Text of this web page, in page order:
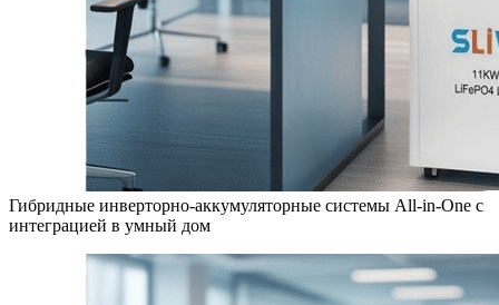
Гибридные инверторно-аккумуляторные системы All-in-One с
интеграцией в умный дом